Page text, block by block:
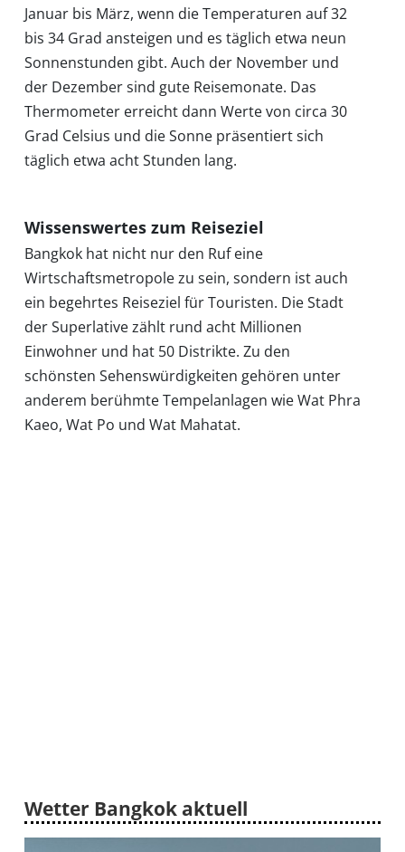
Suche
Januar bis März, wenn die Temperaturen auf 32
bis 34 Grad ansteigen und es täglich etwa neun
Sonnenstunden gibt. Auch der November und
der Dezember sind gute Reisemonate. Das
Thermometer erreicht dann Werte von circa 30
Grad Celsius und die Sonne präsentiert sich
täglich etwa acht Stunden lang.
Wissenswertes zum Reiseziel
Bangkok hat nicht nur den Ruf eine
Wirtschaftsmetropole zu sein, sondern ist auch
ein begehrtes Reiseziel für Touristen. Die Stadt
der Superlative zählt rund acht Millionen
Einwohner und hat 50 Distrikte. Zu den
schönsten Sehenswürdigkeiten gehören unter
anderem berühmte Tempelanlagen wie Wat Phra
Kaeo, Wat Po und Wat Mahatat.
Wetter Bangkok aktuell